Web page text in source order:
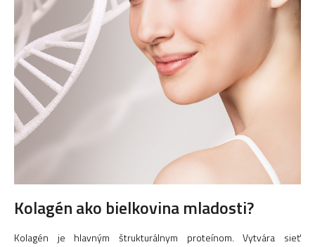
Kolagén ako bielkovina mladosti?
Kolagén je hlavným štrukturálnym proteínom. Vytvára sieť